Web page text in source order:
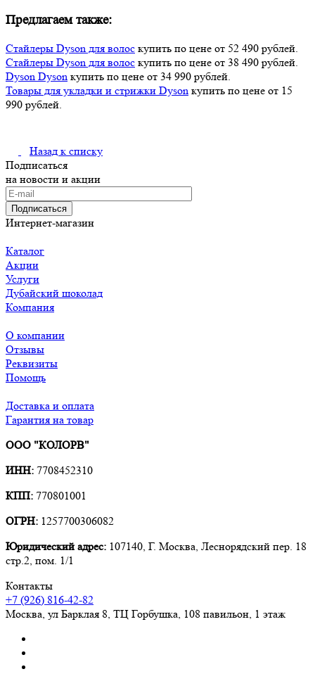
Предлагаем также:
Стайлеры Dyson для волос купить по цене от 52 490 рублей.
Стайлеры Dyson для волос купить по цене от 38 490 рублей.
Dyson Dyson купить по цене от 34 990 рублей.
Товары для укладки и стрижки Dyson купить по цене от 15
990 рублей.
Назад к списку
Подписаться
на новости и акции
Подписаться
Интернет-магазин
Каталог
Акции
Услуги
Дубайский шоколад
Компания
О компании
Отзывы
Реквизиты
Помощь
Доставка и оплата
Гарантия на товар
ООО "КОЛОРВ"
ИНН: 7708452310
КПП: 770801001
ОГРН: 1257700306082
Юридический адрес: 107140, Г. Москва, Леснорядский пер. 18
стр.2, пом. 1/1
Контакты
+7 (926) 816-42-82
Москва, ул Барклая 8, ТЦ Горбушка, 108 павильон, 1 этаж